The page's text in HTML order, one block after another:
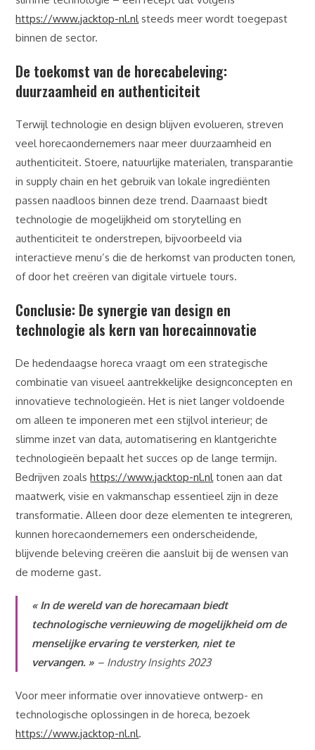
https://www.jacktop-nl.nlsteeds meer wordt toegepast
binnen de sector.
De toekomst van de horecabeleving:
duurzaamheid en authenticiteit
Terwijl technologie en design blijven evolueren, streven
veel horecaondernemers naar meer duurzaamheid en
authenticiteit. Stoere, natuurlijke materialen, transparantie
in supply chain en het gebruik van lokale ingrediënten
passen naadloos binnen deze trend. Daarnaast biedt
technologie de mogelijkheid om storytelling en
authenticiteit te onderstrepen, bijvoorbeeld via
interactieve menu’s die de herkomst van producten tonen,
of door het creëren van digitale virtuele tours.
Conclusie: De synergie van design en
technologie als kern van horecainnovatie
De hedendaagse horeca vraagt om een strategische
combinatie van visueel aantrekkelijke designconcepten en
innovatieve technologieën. Het is niet langer voldoende
om alleen te imponeren met een stijlvol interieur; de
slimme inzet van data, automatisering en klantgerichte
technologieën bepaalt het succes op de lange termijn.
Bedrijven zoalshttps://www.jacktop-nl.nltonen aan dat
maatwerk, visie en vakmanschap essentieel zijn in deze
transformatie. Alleen door deze elementen te integreren,
kunnen horecaondernemers een onderscheidende,
blijvende beleving creëren die aansluit bij de wensen van
de moderne gast.
« In de wereld van de horecamaan biedt
technologische vernieuwing de mogelijkheid om de
menselijke ervaring te versterken, niet te
vervangen. » – Industry Insights 2023
Voor meer informatie over innovatieve ontwerp- en
technologische oplossingen in de horeca, bezoek
https://www.jacktop-nl.nl.